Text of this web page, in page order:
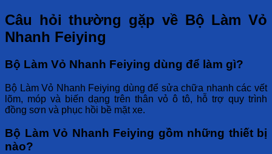
Câu hỏi thường gặp về Bộ Làm Vỏ
Nhanh Feiying
Bộ Làm Vỏ Nhanh Feiying dùng để làm gì?
Bộ Làm Vỏ Nhanh Feiying dùng để sửa chữa nhanh các vết
lõm, móp và biến dạng trên thân vỏ ô tô, hỗ trợ quy trình
đồng sơn và phục hồi bề mặt xe.
Bộ Làm Vỏ Nhanh Feiying gồm những thiết bị
nào?